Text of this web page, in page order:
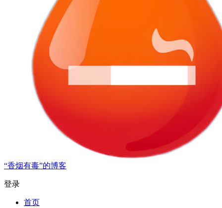
“香烟有毒”的博客
登录
首页